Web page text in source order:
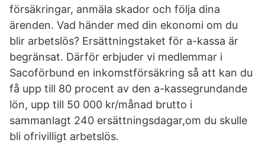
försäkringar, anmäla skador och följa dina
ärenden. Vad händer med din ekonomi om du
blir arbetslös? Ersättningstaket för a-kassa är
begränsat. Därför erbjuder vi medlemmar i
Sacoförbund en inkomstförsäkring så att kan du
få upp till 80 procent av den a-kassegrundande
lön, upp till 50 000 kr/månad brutto i
sammanlagt 240 ersättningsdagar,om du skulle
bli ofrivilligt arbetslös.